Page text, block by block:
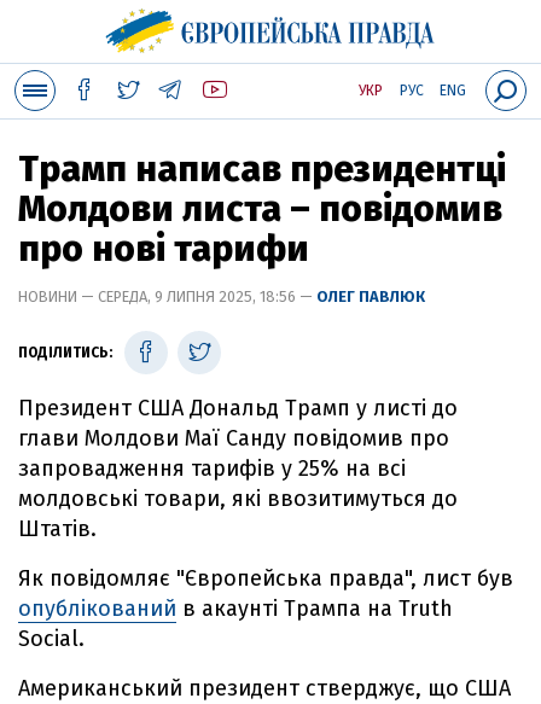
УКР РУС ENG
Трамп написав президентці
Молдови листа – повідомив
про нові тарифи
НОВИНИ — СЕРЕДА, 9 ЛИПНЯ 2025, 18:56 — ОЛЕГ ПАВЛЮК
ПОДІЛИТИСЬ:
Президент США Дональд Трамп у листі до
глави Молдови Маї Санду повідомив про
запровадження тарифів у 25% на всі
молдовські товари, які ввозитимуться до
Штатів.
Як повідомляє "Європейська правда", лист був
опублікований в акаунті Трампа на Truth
Social.
Американський президент стверджує, що США